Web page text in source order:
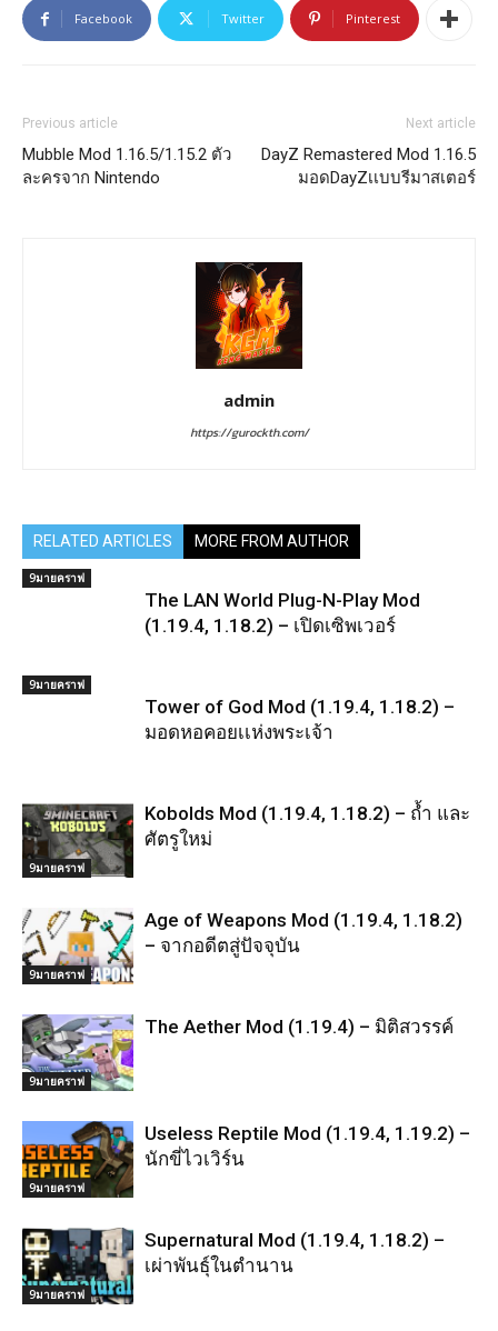
Facebook Twitter Pinterest
Previous article
Mubble Mod 1.16.5/1.15.2 ตัว
ละครจาก Nintendo
Next article
DayZ Remastered Mod 1.16.5
มอดDayZเเบบรีมาสเตอร์
admin
https://gurockth.com/
RELATED ARTICLES MORE FROM AUTHOR
9มายคราฟ
The LAN World Plug-N-Play Mod
(1.19.4, 1.18.2) – เปิดเซิพเวอร์
9มายคราฟ
Tower of God Mod (1.19.4, 1.18.2) –
มอดหอคอยเเห่งพระเจ้า
9มายคราฟ
Kobolds Mod (1.19.4, 1.18.2) – ถ้ำ และ
ศัตรูใหม่
9มายคราฟ
Age of Weapons Mod (1.19.4, 1.18.2)
– จากอดีตสู่ปัจจุบัน
9มายคราฟ
The Aether Mod (1.19.4) – มิติสวรรค์
9มายคราฟ
Useless Reptile Mod (1.19.4, 1.19.2) –
นักขี่ไวเวิร์น
9มายคราฟ
Supernatural Mod (1.19.4, 1.18.2) –
เผ่าพันธุ์ในตำนาน